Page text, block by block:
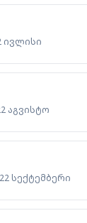
ივლისი
აგვისტო
სექტემბერი